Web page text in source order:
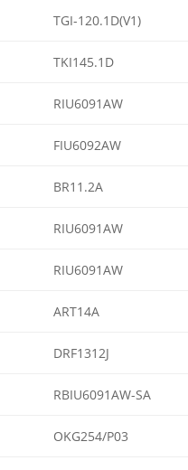
TGI-120.1D(V1)
TKI145.1D
RIU6091AW
FIU6092AW
BR11.2A
RIU6091AW
RIU6091AW
ART14A
DRF1312J
RBIU6091AW-SA
OKG254/P03